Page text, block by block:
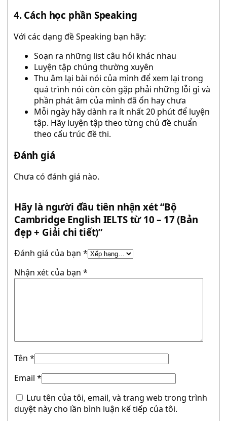
4. Cách học phần Speaking
Với các dạng đề Speaking bạn hãy:
Soạn ra những list câu hỏi khác nhau
Luyện tập chúng thường xuyên
Thu âm lại bài nói của mình để xem lại trong
quá trình nói còn còn gặp phải những lỗi gì và
phần phát âm của mình đã ổn hay chưa
Mỗi ngày hãy dành ra ít nhất 20 phút để luyện
tập. Hãy luyện tập theo từng chủ đề chuẩn
theo cấu trúc đề thi.
Đánh giá
Chưa có đánh giá nào.
Hãy là người đầu tiên nhận xét “Bộ
Cambridge English IELTS từ 10 – 17 (Bản
đẹp + Giải chi tiết)”
Đánh giá của bạn *
Nhận xét của bạn *
Tên *
Email *
Lưu tên của tôi, email, và trang web trong trình
duyệt này cho lần bình luận kế tiếp của tôi.